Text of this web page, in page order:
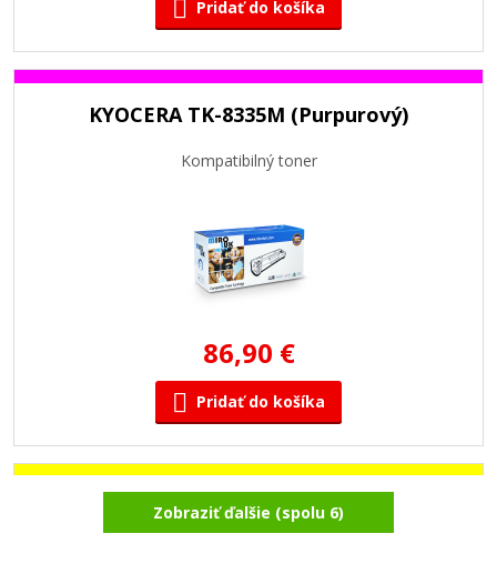
Pridať do košíka
KYOCERA TK-8335M (Purpurový)
Kompatibilný toner
86,90 €
Pridať do košíka
KYOCERA TK-8335Y (Žltý)
Zobraziť ďalšie (spolu 6)